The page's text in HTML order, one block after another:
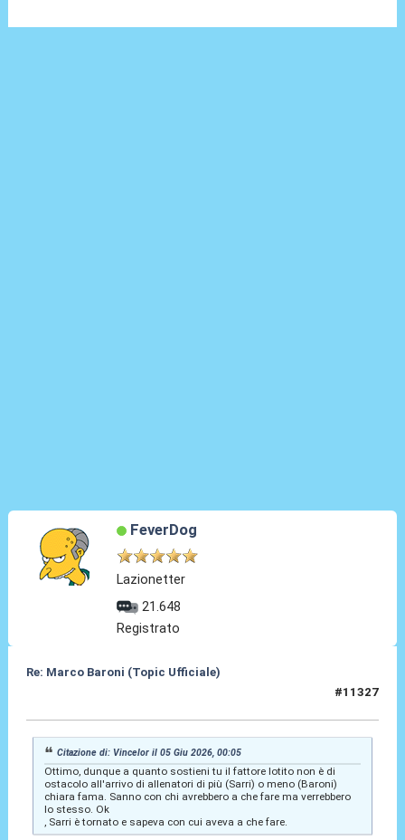
FeverDog
Lazionetter
21.648
Registrato
Re: Marco Baroni (Topic Ufficiale)
#11327
Citazione di: Vincelor il 05 Giu 2026, 00:05
Ottimo, dunque a quanto sostieni tu il fattore lotito non è di
ostacolo all'arrivo di allenatori di più (Sarri) o meno (Baroni)
chiara fama. Sanno con chi avrebbero a che fare ma verrebbero
lo stesso. Ok
, Sarri è tornato e sapeva con cui aveva a che fare.